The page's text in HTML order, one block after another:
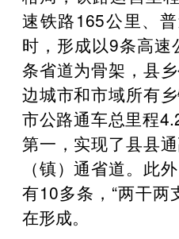
速铁路165公里、
时，形成以9条高
条省道为骨架，县
边城市和市域所有
市公路通车总里程
第一，实现了县县
（镇）通省道。此
有10多条，“两干两
在形成。